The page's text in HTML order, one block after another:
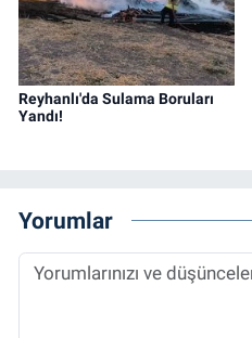
Reyhanlı'da Sulama Boruları
Yandı!
Yorumlar